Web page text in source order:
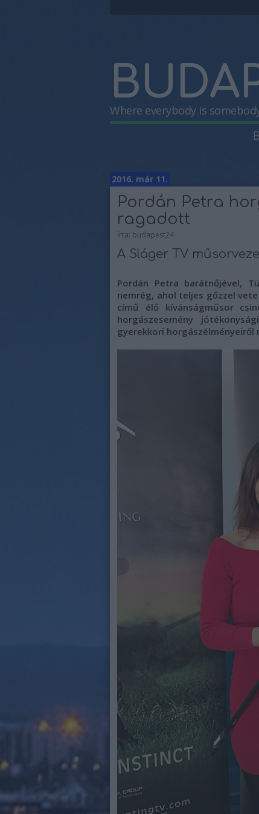
Where everybody is
2016. már 11.
Pordán Petra
ragadott
írta: budapest24
A Sláger TV
Pordán Petra barátnőjével,
nemrég, ahol teljes gőzzel
című élő kívánságműsor
horgászesemény
gyerekkori horgászélményeiről